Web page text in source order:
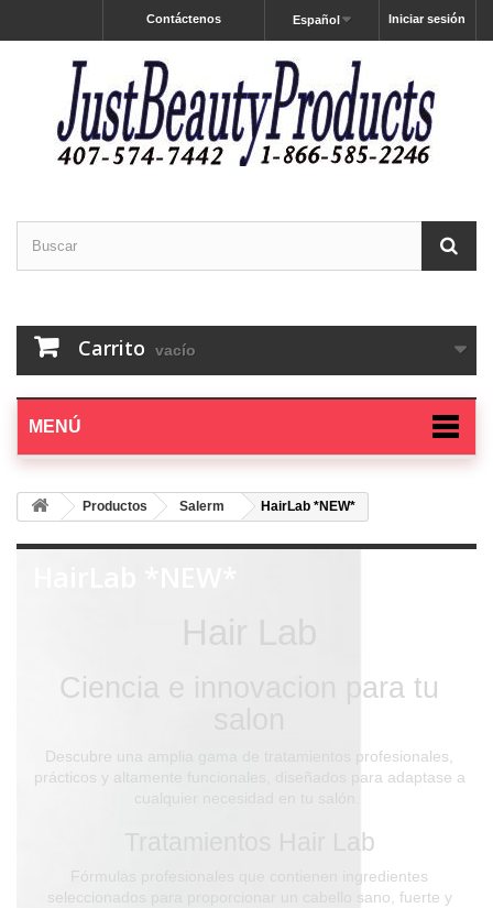
Iniciar sesión
Español
Contáctenos
Carrito vacío
MENÚ
Productos Salerm HairLab *NEW*
Hair Lab
Ciencia e innovacion para tu
Descubre una amplia gama de tratamientos profesionales,
prácticos y altamente funcionales, diseñados para adaptase a
cualquier necesidad en tu salón.
Tratamientos Hair Lab
Fórmulas profesionales que contienen ingredientes
seleccionados para proporcionar un cabello sano, fuerte y